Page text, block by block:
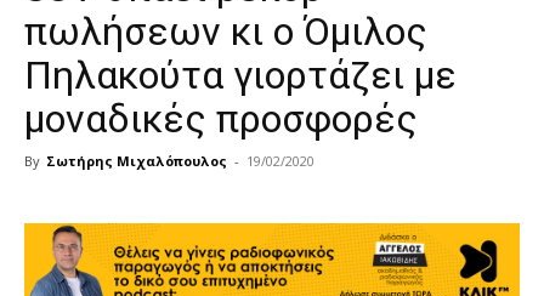
πωλήσεων κι ο Όμιλος
Πηλακούτα γιορτάζει με
μοναδικές προσφορές
By Σωτήρης Μιχαλόπουλος - 19/02/2020